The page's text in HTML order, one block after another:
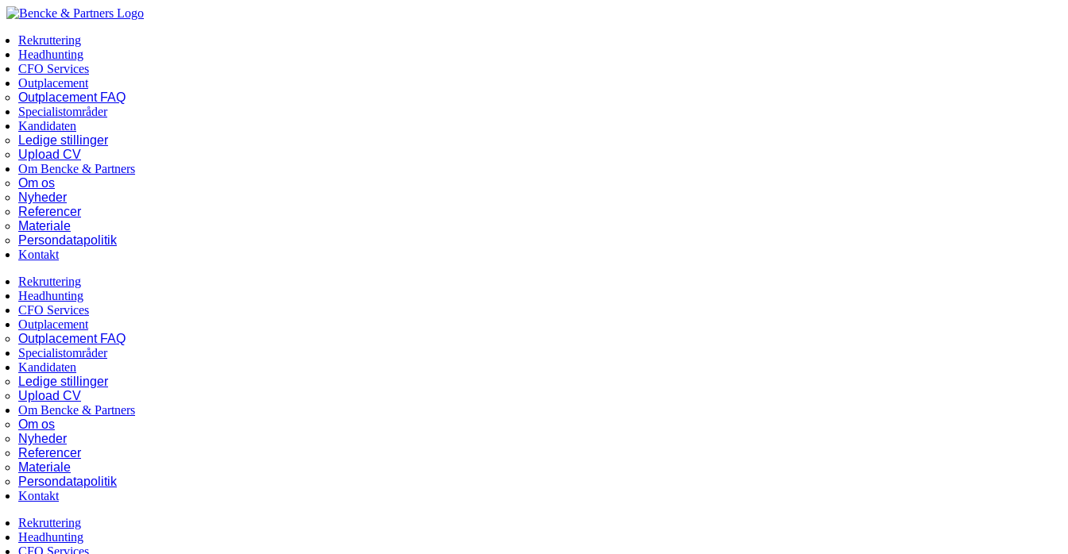
Skip
content
Facebook
LinkedIn
Rekruttering
Headhunting
CFO Services
Outplacement
Outplacement FAQ
Specialistområder
Kandidaten
Ledige stillinger
Upload CV
Om Bencke & Partners
Om os
Nyheder
Referencer
Materiale
Persondatapolitik
Kontakt
Rekruttering
Headhunting
CFO Services
Outplacement
Outplacement FAQ
Specialistområder
Kandidaten
Ledige stillinger
Upload CV
Om Bencke & Partners
Om os
Nyheder
Referencer
Materiale
Persondatapolitik
Kontakt
Rekruttering
Headhunting
CFO Services